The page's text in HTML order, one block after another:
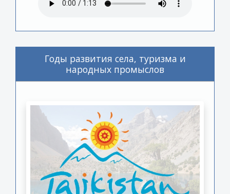
Годы развития села, туризма и
народных промыслов